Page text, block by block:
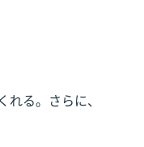
る。さらに、